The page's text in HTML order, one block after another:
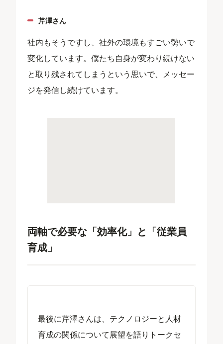
芹澤さん
社内もそうですし、社外の環境もすごい勢いで
変化しています。僕たち自身が変わり続けない
と取り残されてしまうという思いで、メッセー
ジを発信し続けています。
両軸で必要な「効率化」と「従業員
育成」
最後に芹澤さんは、テクノロジーと人材
育成の関係について展望を語りトークセ